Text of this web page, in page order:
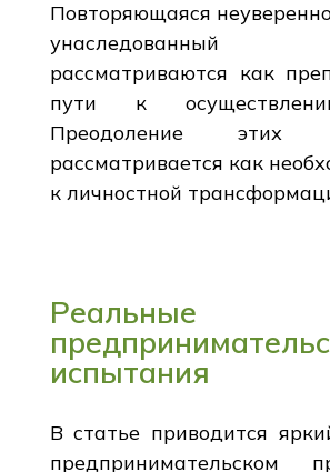
Повторяющаяся
унаследованный
рассматриваются как
пути к
Преодоление этих
рассматривается как
к личностной
Реальные
испытания
В статье приводится
предпринимательском